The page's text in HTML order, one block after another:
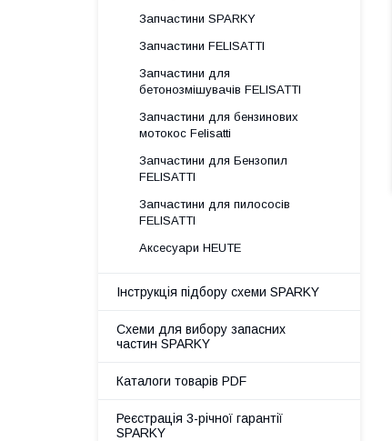
Запчастини SPARKY
Запчастини FELISATTI
Запчастини для
бетонозмішувачів FELISATTI
Запчастини для бензинових
мотокос Felisatti
Запчастини для Бензопил
FELISATTI
Запчастини для пилососів
FELISATTI
Аксесуари HEUTE
Інструкція підбору схеми SPARKY
Схеми для вибору запасних
частин SPARKY
Каталоги товарів PDF
Реєстрація 3-річної гарантії
SPARKY